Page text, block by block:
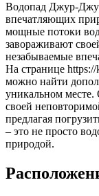
Водопад Джур-Джур, несомненно, является одним из самых
впечатляющих
мощные потоки
завораживают
незабываемые
На странице
можно найти
уникальном месте.
своей
предлагая
– это не просто
природой.